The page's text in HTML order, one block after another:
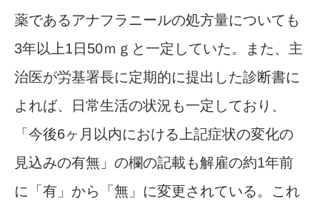
薬であるアナフラニールの処方量についても
3年以上1日50ｍｇと一定していた。また、主
治医が労基署長に定期的に提出した診断書に
よれば、日常生活の状況も一定しており、
「今後6ヶ月以内における上記症状の変化の
見込みの有無」の欄の記載も解雇の約1年前
に「有」から「無」に変更されている。これ